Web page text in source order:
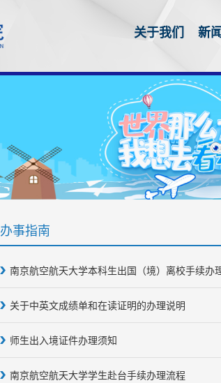
关于我们 新
办事指南
南京航空航天大学本科生出国（境）离校手续办
关于中英文成绩单和在读证明的办理说明
师生出入境证件办理须知
南京航空航天大学学生赴台手续办理流程